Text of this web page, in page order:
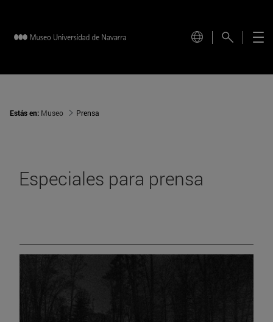
Estás en: Museo Prensa
Especiales para prensa